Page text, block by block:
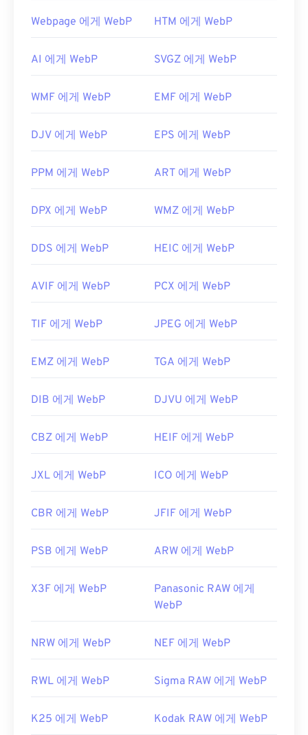
택하여 파일을 열려면 마우스 오른쪽 버튼을 클릭하
JPG 파일은Chrome
과 같은 인기 웹 브라우저,
Apple Preview와 같은 Mac OS 애플리케이션에서
면 이미지 크기 조정
도구를 사용하세요.
최초 출시: 1992년 9월 18일
일은
와Microsoft Paint 에서도 자동으로 열립
니다. Chrome을 제외한 모든 웹 브라우저는 WebP
IrfanView , Windows Photo Viewer , Adobe
그인을 설치해야 합니다.
유용한 링크:
관련 WebP 도구:
사용하세요.
Webpage 에게 WebP HTM 에게 WebP
AI 에게 WebP SVGZ 에게 WebP
WMF 에게 WebP EMF 에게 WebP
DJV 에게 WebP EPS 에게 WebP
PPM 에게 WebP ART 에게 WebP
DPX 에게 WebP WMZ 에게 WebP
DDS 에게 WebP HEIC 에게 WebP
AVIF 에게 WebP PCX 에게 WebP
TIF 에게 WebP JPEG 에게 WebP
EMZ 에게 WebP TGA 에게 WebP
DIB 에게 WebP DJVU 에게 WebP
CBZ 에게 WebP HEIF 에게 WebP
JXL 에게 WebP ICO 에게 WebP
CBR 에게 WebP JFIF 에게 WebP
PSB 에게 WebP ARW 에게 WebP
X3F 에게 WebP
Panasonic RAW 에게
WebP
NRW 에게 WebP NEF 에게 WebP
RWL 에게 WebP Sigma RAW 에게 WebP
K25 에게 WebP Kodak RAW 에게 WebP